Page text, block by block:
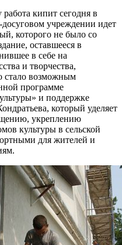
кипит сегодня в
учреждении идет
которого не было со
оставшееся в
в себе на
и творчества,
стало возможным
программе
и поддержке
который уделяет
укреплению
культуры в сельской
для жителей и